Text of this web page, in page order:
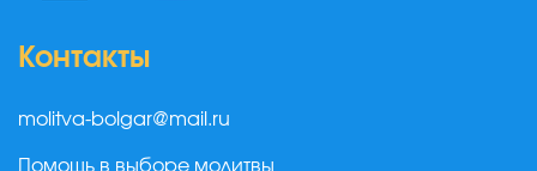
Контакты
molitva-bolgar@mail.ru
Помощь в выборе молитвы